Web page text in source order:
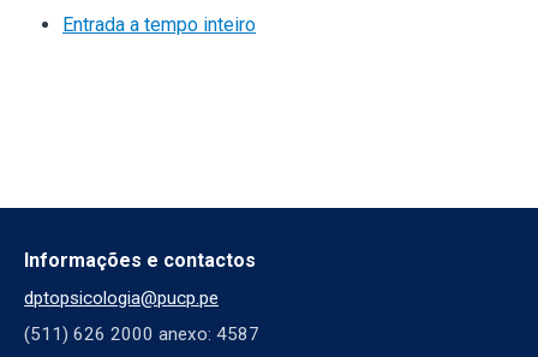
Entrada a tempo inteiro
Informações e contactos
dptopsicologia@pucp.pe
(511) 626 2000 anexo: 4587